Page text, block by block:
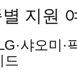
지원
샤오미·
드